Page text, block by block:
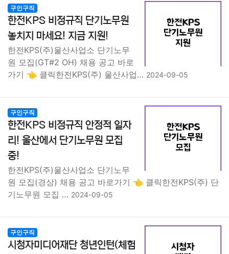
구인구직
한전KPS 비정규직 단기노무원
놓치지 마세요! 지금 지원!
한전KPS(주)울산사업소 단기노무
원 모집(GT#2 OH) 채용 공고 바로
가기 👈 클릭한전KPS(주) 울산사업… 2024-09-05
구인구직
한전KPS 비정규직 안정적 일자
리! 울산에서 단기노무원 모집
중!
한전KPS(주)울산사업소 단기노무
원 모집(경상) 채용 공고 바로가기 👈 클릭한전KPS(주) 단
기노무원 모집 … 2024-09-05
구인구직
시청자미디어재단 청년인턴(체험